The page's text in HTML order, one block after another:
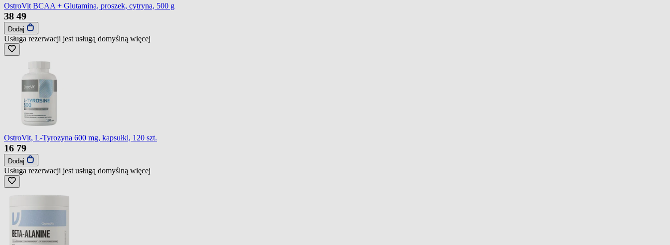
OstroVit BCAA + Glutamina, proszek, cytryna, 500 g
38 49
Dodaj
Usługa rezerwacji jest usługą domyślną więcej
OstroVit, L-Tyrozyna 600 mg, kapsułki, 120 szt.
16 79
Dodaj
Usługa rezerwacji jest usługą domyślną więcej